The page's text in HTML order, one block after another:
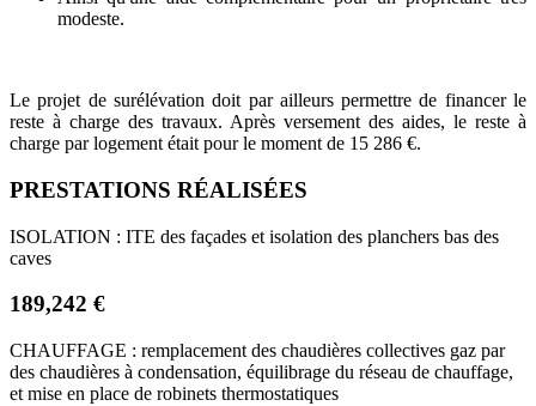
modeste.
Le projet de surélévation doit par ailleurs permettre de financer le
reste à charge des travaux. Après versement des aides, le reste à
charge par logement était pour le moment de 15 286 €.
PRESTATIONS RÉALISÉES
ISOLATION : ITE des façades et isolation des planchers bas des
caves
189,242 €
CHAUFFAGE : remplacement des chaudières collectives gaz par
des chaudières à condensation, équilibrage du réseau de chauffage,
et mise en place de robinets thermostatiques